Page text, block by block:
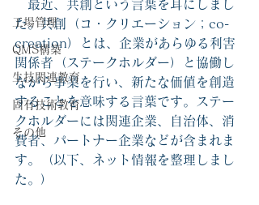
工場管理
QMS構築
生技関連教育
固有技術教育
その他
最近、共創という言葉を耳にしまし
た。共創（コ・クリエーション；co-
creation）とは、企業があらゆる利害
関係者（ステークホルダー）と協働し
ながら事業を行い、新たな価値を創造
することを意味する言葉です。ステー
クホルダーには関連企業、自治体、消
費者、パートナー企業などが含まれま
す。（以下、ネット情報を整理しまし
た。）